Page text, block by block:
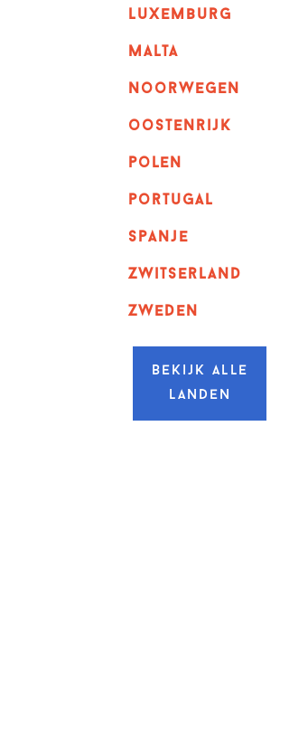
luxemburg
malta
noorwegen
oostenrijk
polen
portugal
spanje
zwitserland
zweden
Bekijk alle
landen